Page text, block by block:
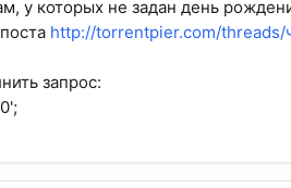
у которых не задан день
http://torrentpier.com/threads/
запрос: